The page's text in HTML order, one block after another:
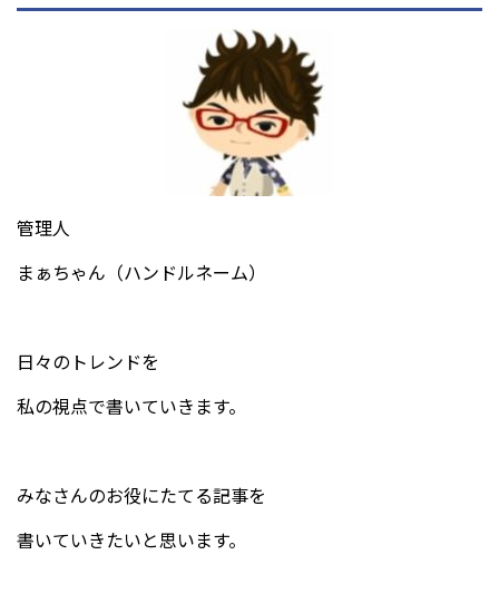
管理人
まぁちゃん（ハンドルネーム）
日々のトレンドを
私の視点で書いていきます。
みなさんのお役にたてる記事を
書いていきたいと思います。